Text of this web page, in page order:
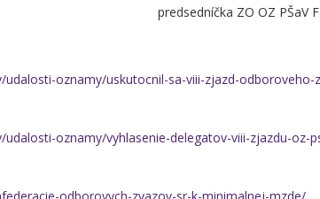
ZO OZ PŠaV
oznamy/uskutocnil-sa-viii-zjazd-odboroveho-
oznamy/vyhlasenie-delegatov-viii-zjazdu-oz-